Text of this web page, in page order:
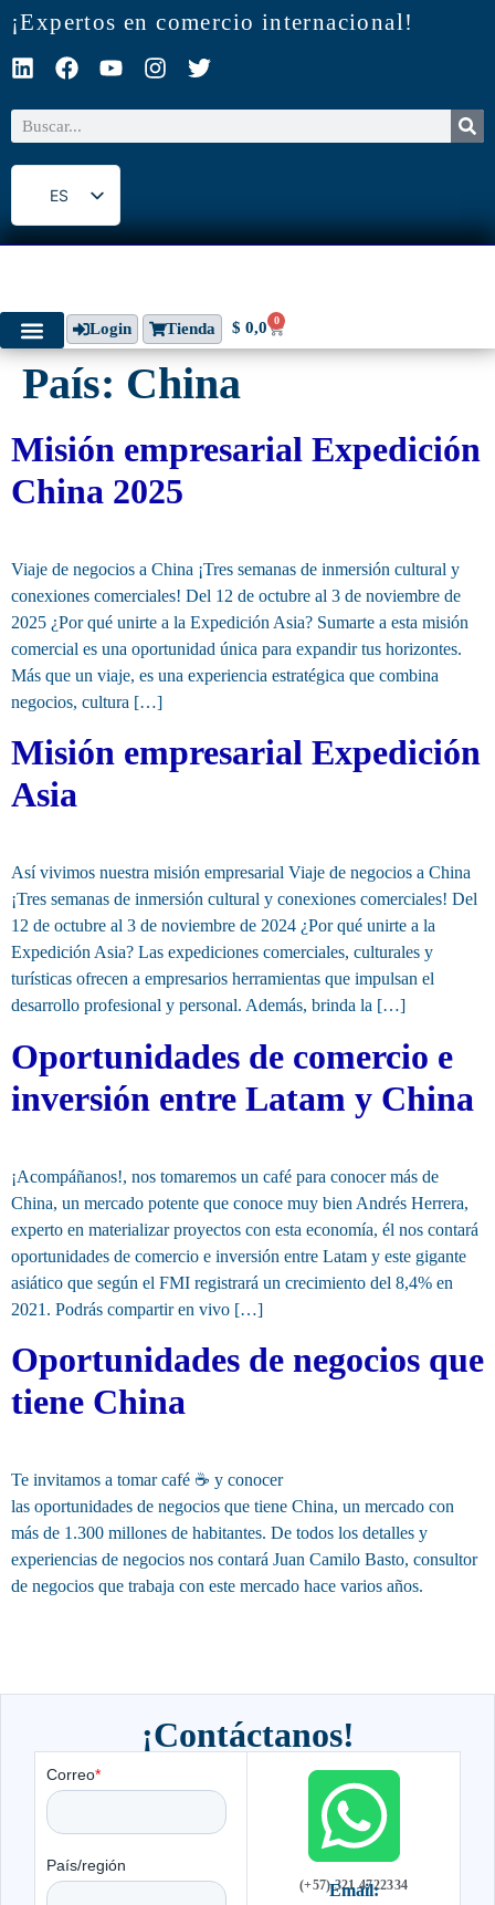
¡Expertos en comercio internacional!
ES
EN
Login Tienda $ 0,0 0
País: China
Misión empresarial Expedición
China 2025
Viaje de negocios a China ¡Tres semanas de inmersión cultural y
conexiones comerciales! Del 12 de octubre al 3 de noviembre de
2025 ¿Por qué unirte a la Expedición Asia? Sumarte a esta misión
comercial es una oportunidad única para expandir tus horizontes.
Más que un viaje, es una experiencia estratégica que combina
negocios, cultura […]
Misión empresarial Expedición
Asia
Así vivimos nuestra misión empresarial Viaje de negocios a China
¡Tres semanas de inmersión cultural y conexiones comerciales! Del
12 de octubre al 3 de noviembre de 2024 ¿Por qué unirte a la
Expedición Asia? Las expediciones comerciales, culturales y
turísticas ofrecen a empresarios herramientas que impulsan el
desarrollo profesional y personal. Además, brinda la […]
Oportunidades de comercio e
inversión entre Latam y China
¡Acompáñanos!, nos tomaremos un café para conocer más de
China, un mercado potente que conoce muy bien Andrés Herrera,
experto en materializar proyectos con esta economía, él nos contará
oportunidades de comercio e inversión entre Latam y este gigante
asiático que según el FMI registrará un crecimiento del 8,4% en
2021. Podrás compartir en vivo […]
Oportunidades de negocios que
tiene China
Te invitamos a tomar café ☕️ y conocer
las oportunidades de negocios que tiene China, un mercado con
más de 1.300 millones de habitantes. De todos los detalles y
experiencias de negocios nos contará Juan Camilo Basto, consultor
de negocios que trabaja con este mercado hace varios años.
¡Contáctanos!
(+57) 321 4722334
Email: